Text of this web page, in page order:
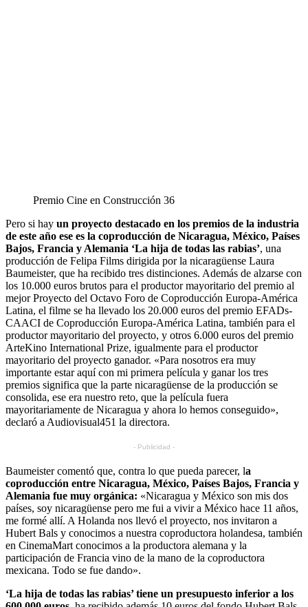
Premio Cine en Construcción 36
Pero si hay un proyecto destacado en los premios de la industria
de este año ese es la coproducción de Nicaragua, México, Países
Bajos, Francia y Alemania ‘La hija de todas las rabias’, una
producción de Felipa Films dirigida por la nicaragüense Laura
Baumeister, que ha recibido tres distinciones. Además de alzarse con
los 10.000 euros brutos para el productor mayoritario del premio al
mejor Proyecto del Octavo Foro de Coproducción Europa-América
Latina, el filme se ha llevado los 20.000 euros del premio EFADs-
CAACI de Coproducción Europa-América Latina, también para el
productor mayoritario del proyecto, y otros 6.000 euros del premio
ArteKino International Prize, igualmente para el productor
mayoritario del proyecto ganador. «Para nosotros era muy
importante estar aquí con mi primera película y ganar los tres
premios significa que la parte nicaragüense de la producción se
consolida, ese era nuestro reto, que la película fuera
mayoritariamente de Nicaragua y ahora lo hemos conseguido»,
declaró a Audiovisual451 la directora.
- Publicidad -
Baumeister comentó que, contra lo que pueda parecer, la
coproducción entre Nicaragua, México, Países Bajos, Francia y
Alemania fue muy orgánica: «Nicaragua y México son mis dos
países, soy nicaragüense pero me fui a vivir a México hace 11 años,
me formé allí. A Holanda nos llevó el proyecto, nos invitaron a
Hubert Bals y conocimos a nuestra coproductora holandesa, también
en CinemaMart conocimos a la productora alemana y la
participación de Francia vino de la mano de la coproductora
mexicana. Todo se fue dando».
‘La hija de todas las rabias’ tiene un presupuesto inferior a los